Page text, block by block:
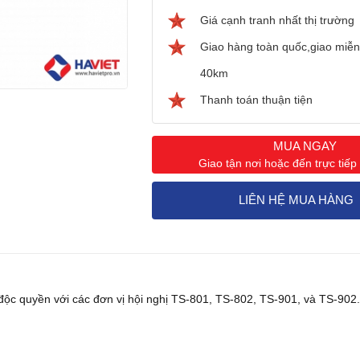
Giá cạnh tranh nhất thị trường
Giao hàng toàn quốc,giao
40km
Thanh toán thuận tiện
MUA NGAY
Giao tận nơi hoặc đến trực tiếp
LIÊN HỆ MUA HÀNG
quyền với các đơn vị hội nghị TS-801, TS-802, TS-901, và TS-902.